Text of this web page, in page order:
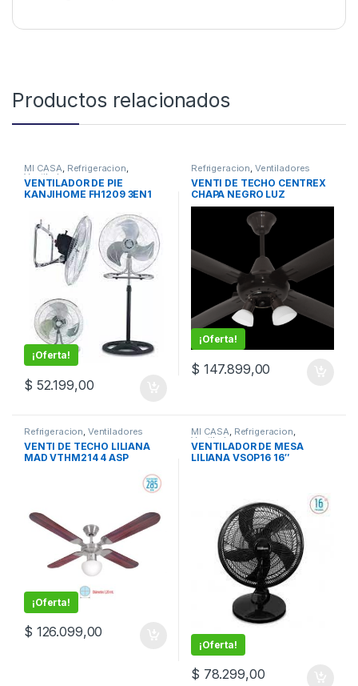
Productos relacionados
MI CASA, Refrigeracion,
Ventiladores
VENTILADOR DE PIE
KANJIHOME FH1209 3EN1
¡Oferta!
$ 52.199,00
Refrigeracion, Ventiladores
VENTI DE TECHO CENTREX
CHAPA NEGRO LUZ
¡Oferta!
$ 147.899,00
Refrigeracion, Ventiladores
VENTI DE TECHO LILIANA
MAD VTHM214 4 ASP
¡Oferta!
$ 126.099,00
MI CASA, Refrigeracion,
Ventiladores
VENTILADOR DE MESA
LILIANA VSOP16 16″
¡Oferta!
$ 78.299,00